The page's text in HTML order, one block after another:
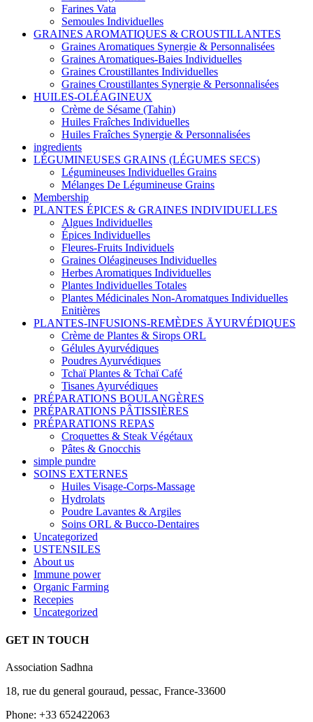
Farines Vata
Semoules Individuelles
GRAINES AROMATIQUES & CROUSTILLANTES
Graines Aromatiques Synergie & Personnalisées
Graines Aromatiques-Baies Individuelles
Graines Croustillantes Individuelles
Graines Croustillantes Synergie & Personnalisées
HUILES-OLÉAGINEUX
Crème de Sésame (Tahin)
Huiles Fraîches Individuelles
Huiles Fraîches Synergie & Personnalisées
ingredients
LÉGUMINEUSES GRAINS (LÉGUMES SECS)
Légumineuses Individuelles Grains
Mélanges De Légumineuse Grains
Membership
PLANTES ÉPICES & GRAINES INDIVIDUELLES
Algues Individuelles
Épices Individuelles
Fleures-Fruits Individuels
Graines Oléagineuses Individuelles
Herbes Aromatiques Individuelles
Plantes Individuelles Totales
Plantes Médicinales Non-Aromatques Individuelles
Enitières
PLANTES-INFUSIONS-REMÈDES ĀYURVÉDIQUES
Crème de Plantes & Sirops ORL
Gélules Ayurvédiques
Poudres Ayurvédiques
Tchaï Plantes & Tchaï Café
Tisanes Ayurvédiques
PRÉPARATIONS BOULANGÈRES
PRÉPARATIONS PÂTISSIÈRES
PRÉPARATIONS REPAS
Croquettes & Steak Végétaux
Pâtes & Gnocchis
simple pundre
SOINS EXTERNES
Huiles Visage-Corps-Massage
Hydrolats
Poudre Lavantes & Argiles
Soins ORL & Bucco-Dentaires
Uncategorized
USTENSILES
About us
Immune power
Organic Farming
Recepies
Uncategorized
GET IN TOUCH
Association Sadhna
18, rue du general gouraud, pessac, France-33600
Phone: +33 652422063